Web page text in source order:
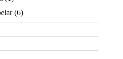
(6)